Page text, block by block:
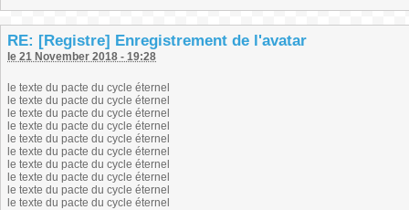
RE: [Registre] Enregistrement de l'avatar
le 21 November 2018 - 19:28
le texte du pacte du cycle éternel
le texte du pacte du cycle éternel
le texte du pacte du cycle éternel
le texte du pacte du cycle éternel
le texte du pacte du cycle éternel
le texte du pacte du cycle éternel
le texte du pacte du cycle éternel
le texte du pacte du cycle éternel
le texte du pacte du cycle éternel
le texte du pacte du cycle éternel